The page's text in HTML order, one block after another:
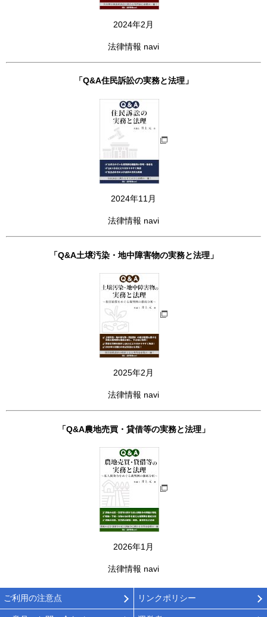
2024年2月
法律情報 navi
「Q&A住民訴訟の実務と法理」
2024年11月
法律情報 navi
「Q&A土壌汚染・地中障害物の実務と法理」
2025年2月
法律情報 navi
「Q&A農地売買・貸借等の実務と法理」
2026年1月
法律情報 navi
ご利用の注意点 リンクポリシー